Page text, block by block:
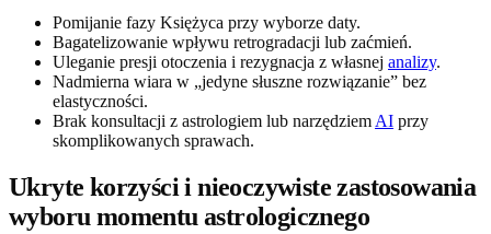
Pomijanie fazy Księżyca przy wyborze daty.
Bagatelizowanie wpływu retrogradacji lub zaćmień.
Uleganie presji otoczenia i rezygnacja z własnej analizy.
Nadmierna wiara w „jedyne słuszne rozwiązanie” bez
elastyczności.
Brak konsultacji z astrologiem lub narzędziem AI przy
skomplikowanych sprawach.
Ukryte korzyści i nieoczywiste zastosowania
wyboru momentu astrologicznego